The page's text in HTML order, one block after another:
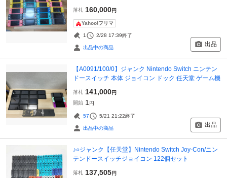
落札 160,000円
Yahoo!フリマ
1 2/28 17:39終了
出品中の商品 出品
【A0091/100/0】ジャンク Nintendo Switch ニンテン
ドースイッチ 本体 ジョイコン ドック 任天堂 ゲーム機
落札 141,000円
開始 1 円
57 5/21 21:22終了
出品中の商品 出品
♪○ジャンク【任天堂】Nintendo Switch Joy-Con/ニン
テンドースイッチジョイコン 122個セット
落札 137,505円